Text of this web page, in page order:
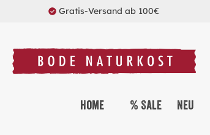
Zur Hauptnavigation springen
Gratis-Versand ab 100€
Home % Sale Neu